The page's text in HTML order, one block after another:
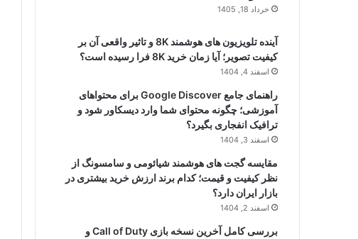
خرداد 18, 1405
آینده تلویزیون های هوشمند 8K و تاثیر واقعی آن بر
کیفیت تصویر؛ آیا زمان خرید 8K فرا رسیده است؟
اسفند 4, 1404
راهنمای جامع Google Discover برای محتواهای
آموزشی؛ چگونه محتوای شما وارد دیسکاور شود و
ترافیک انفجاری بگیرد؟
اسفند 3, 1404
مقایسه گجت های هوشمند شیائومی و سامسونگ از
نظر کیفیت و قیمت؛ کدام برند ارزش خرید بیشتری در
بازار ایران دارد؟
اسفند 2, 1404
بررسی کامل آخرین نسخه بازی Call of Duty و